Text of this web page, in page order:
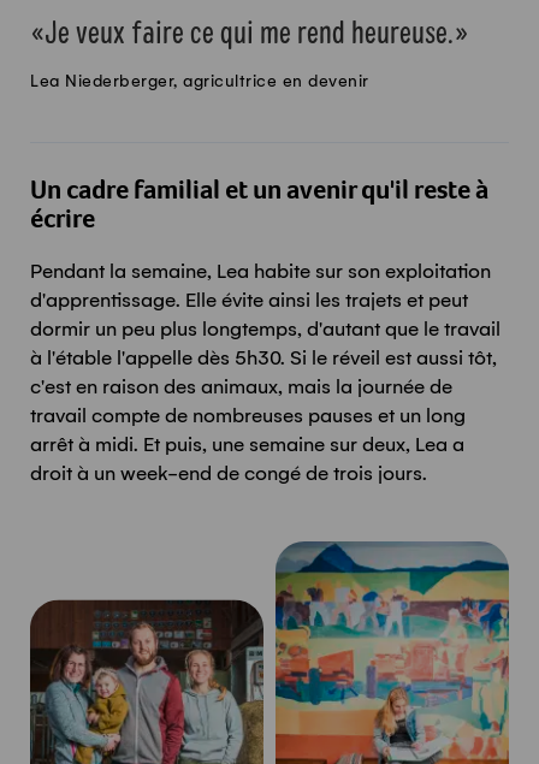
Je veux faire ce qui me rend heureuse.
Lea Niederberger, agricultrice en devenir
Un cadre familial et un avenir qu'il reste à
écrire
Pendant la semaine, Lea habite sur son exploitation
d'apprentissage. Elle évite ainsi les trajets et peut
dormir un peu plus longtemps, d'autant que le travail
à l'étable l'appelle dès 5h30. Si le réveil est aussi tôt,
c'est en raison des animaux, mais la journée de
travail compte de nombreuses pauses et un long
arrêt à midi. Et puis, une semaine sur deux, Lea a
droit à un week-end de congé de trois jours.